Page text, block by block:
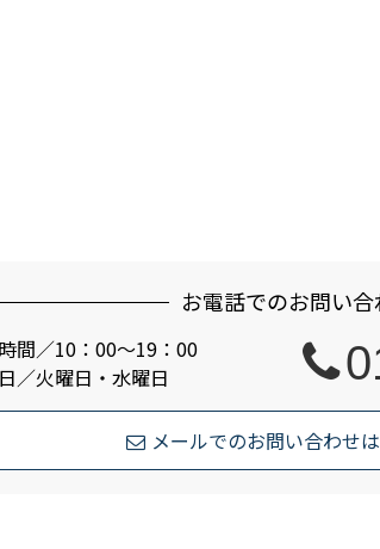
お電話でのお問い合
間／10：00～19：00
／火曜日・水曜日
メールでのお問い合わせ